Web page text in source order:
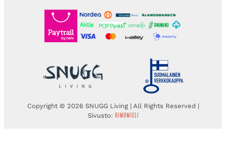
Copyright © 2026 SNUGG Living | All Rights Reserved |
Sivusto: